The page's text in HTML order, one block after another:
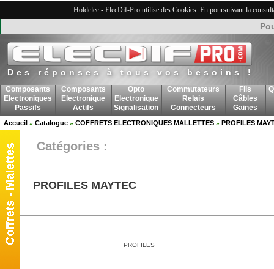
Holdelec - ElecDif-Pro utilise des Cookies. En poursuivant la
Des réponses à tous vos besoins !
Composants
Electroniques
Passifs
Composants
Electronique
Actifs
Opto
Electronique
Signalisation
Commutateurs
Relais
Connecteurs
Fils
Câbles
Gaines
Accueil » Catalogue » COFFRETS ELECTRONIQUES MALLETTES » PROFILES
Catégories :
PROFILES MAYTEC
PROFILES